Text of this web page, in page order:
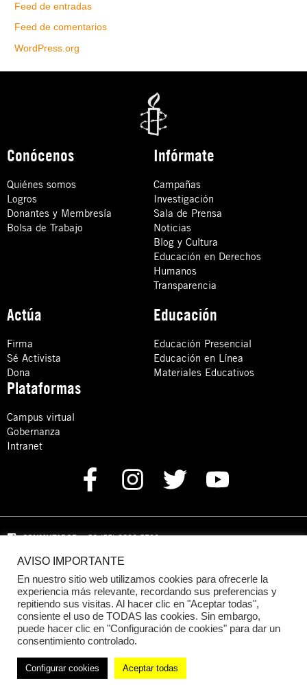
Feed de entradas
Feed de comentarios
WordPress.org
Conócenos
Quiénes somos
Logros
Donantes y Membresía
Bolsa de Trabajo
Infórmate
Campañas
Investigación
Sala de Prensa
Noticias
Blog y Cultura
Educación en Derechos
Humanos
Transparencia
Actúa
Firma
Sé Activista
Dona
Educación
Educación Presencial
Educación en Línea
Materiales Educativos
Plataformas
Campus virtual
Gobernanza
Intranet
CONMUTADOR: +52 (55) 8880 5730
Domicilio: Calle Hércules 13,
Benito Juárez, C.P. 03940 Ciudad de México, CDMX
DONACIONES:+52 +52 (55) 8880 5755
© 2024 Amnistía Internacional México
Política de Privacidad
AVISO IMPORTANTE
En nuestro sitio web utilizamos cookies para ofrecerle la
experiencia más relevante, recordando sus preferencias y
repitiendo sus visitas. Al hacer clic en "Aceptar todas",
consiente el uso de TODAS las cookies. Sin embargo,
puede hacer clic en "Configuración de cookies" para dar un
consentimiento controlado.
Configurar cookies Aceptar todas